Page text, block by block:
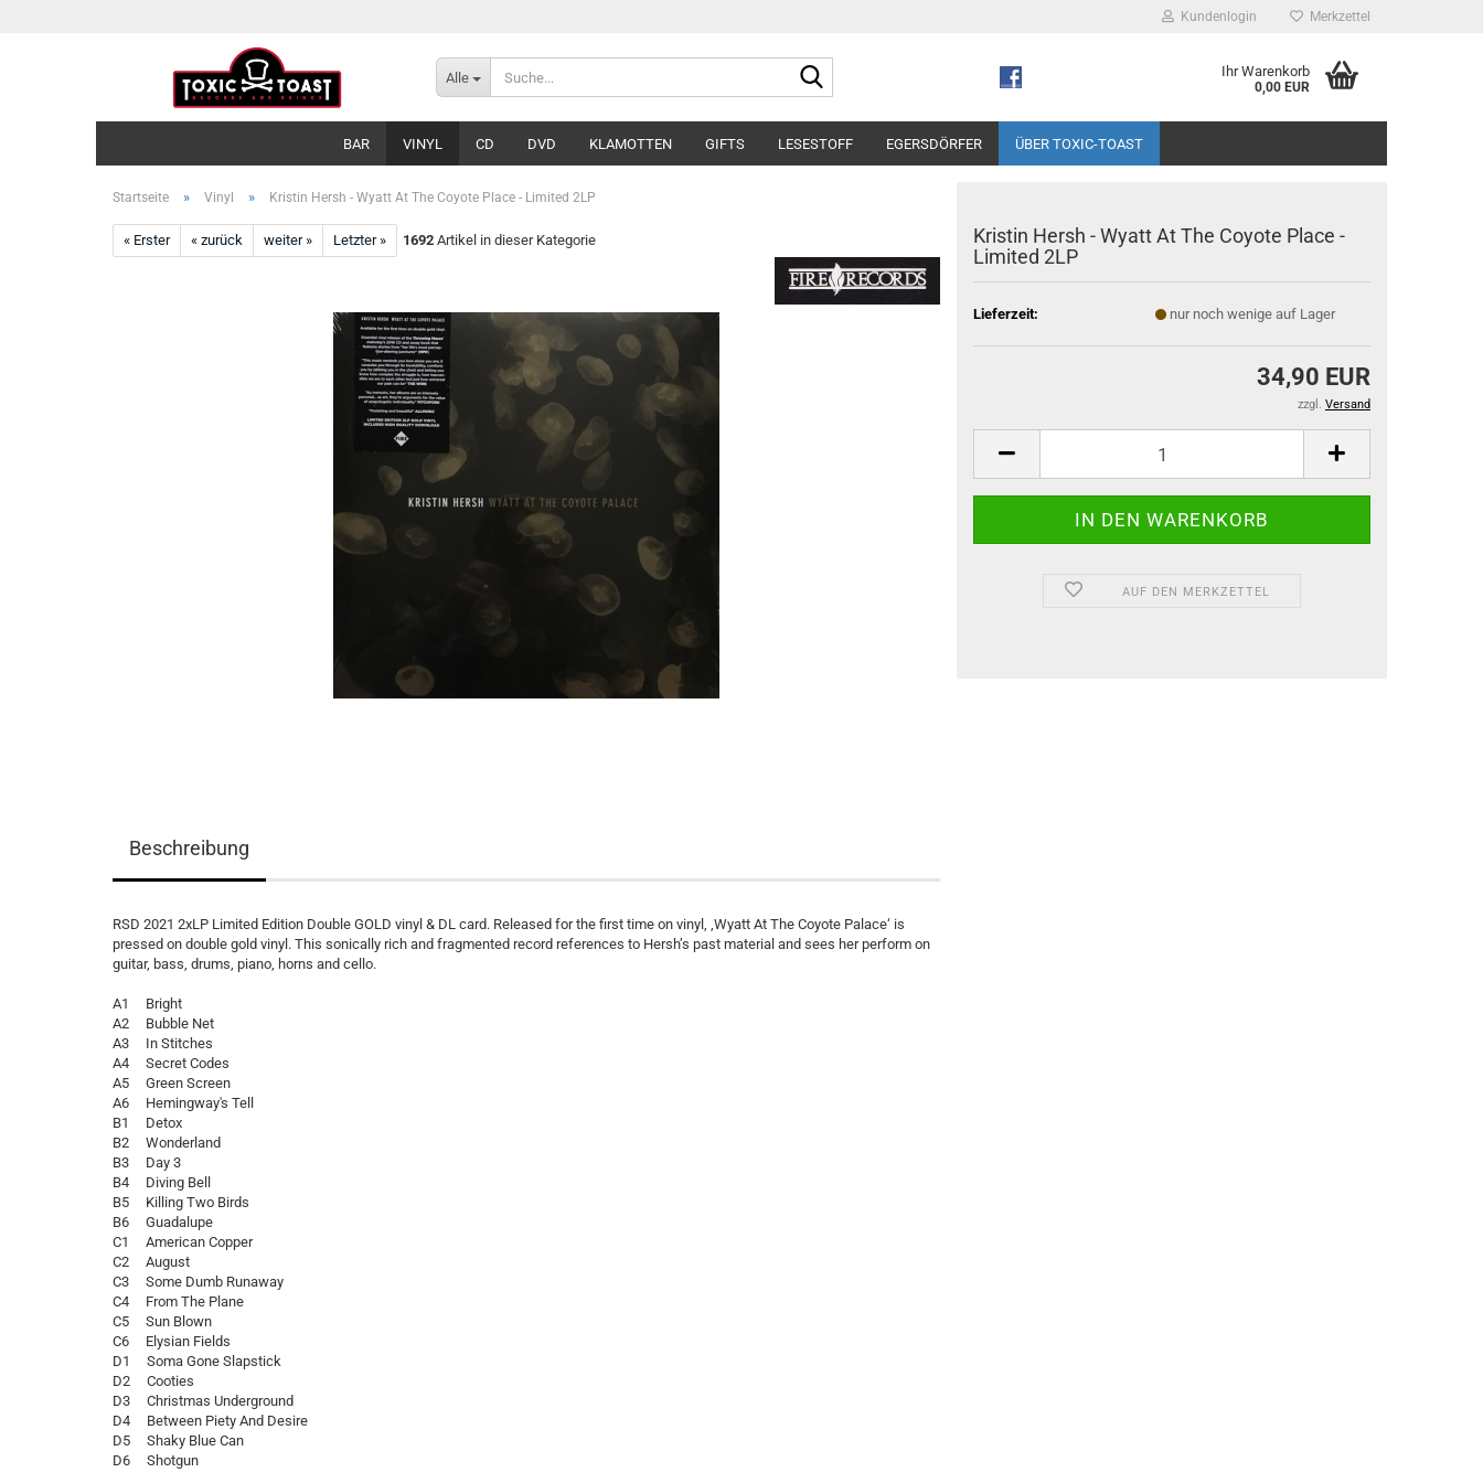
Kundenlogin Merkzettel
Alle Ihr Warenkorb
0,00 EUR
BAR VINYL CD DVD KLAMOTTEN GIFTS LESESTOFF EGERSDÖRFER ÜBER TOXIC-TOAST
Startseite » Vinyl » Kristin Hersh - Wyatt At The Coyote Place - Limited 2LP
« Erster « zurück weiter » Letzter » 1692 Artikel in dieser Kategorie
Kristin Hersh - Wyatt At The Coyote Place -
Limited 2LP
Lieferzeit: nur noch wenige auf Lager
34,90 EUR
zzgl. Versand
AUF DEN MERKZETTEL
Beschreibung
RSD 2021 2xLP Limited Edition Double GOLD vinyl & DL card. Released for the first time on vinyl, ‚Wyatt At The Coyote Palace‘ is
pressed on double gold vinyl. This sonically rich and fragmented record references to Hersh’s past material and sees her perform on
guitar, bass, drums, piano, horns and cello.
A1 Bright
A2 Bubble Net
A3 In Stitches
A4 Secret Codes
A5 Green Screen
A6 Hemingway's Tell
B1 Detox
B2 Wonderland
B3 Day 3
B4 Diving Bell
B5 Killing Two Birds
B6 Guadalupe
C1 American Copper
C2 August
C3 Some Dumb Runaway
C4 From The Plane
C5 Sun Blown
C6 Elysian Fields
D1 Soma Gone Slapstick
D2 Cooties
D3 Christmas Underground
D4 Between Piety And Desire
D5 Shaky Blue Can
D6 Shotgun